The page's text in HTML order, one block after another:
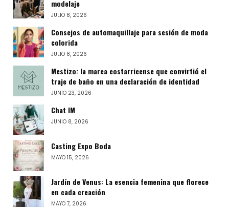
modelaje
JULIO 8, 2026
Consejos de automaquillaje para sesión de moda
colorida
JULIO 8, 2026
Mestizo: la marca costarricense que convirtió el
traje de baño en una declaración de identidad
JUNIO 23, 2026
Chat IM
JUNIO 8, 2026
Casting Expo Boda
MAYO 15, 2026
Jardín de Venus: La esencia femenina que florece
en cada creación
MAYO 7, 2026